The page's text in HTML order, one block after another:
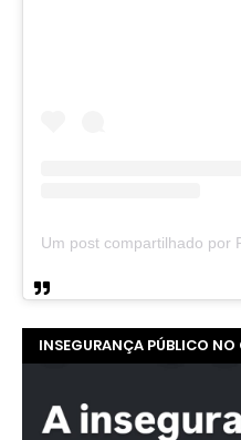
INSEGURANÇA PÚBLICO NO